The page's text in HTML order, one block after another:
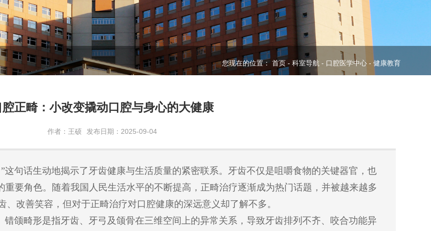
您现在的位置： 首页 - 科室导航 - 口腔医学中心 - 健康教育
腔正畸：小改变撬动口腔与身心的大健康
作者：王硕 发布日期：2025-09-04
这句话生动地揭示了牙齿健康与生活质量的紧密联系。牙齿不仅是咀嚼食物的关键器官，也
重要角色。随着我国人民生活水平的不断提高，正畸治疗逐渐成为热门话题，并被越来越多
改善笑容，但对于正畸治疗对口腔健康的深远意义却了解不多。
错颌畸形是指牙齿、牙弓及颌骨在三维空间上的异常关系，导致牙齿排列不齐、咬合功能异